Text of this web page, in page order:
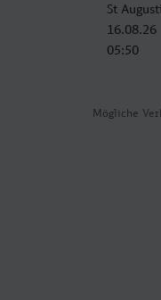
Mögliche
St
16.08.26
05:50